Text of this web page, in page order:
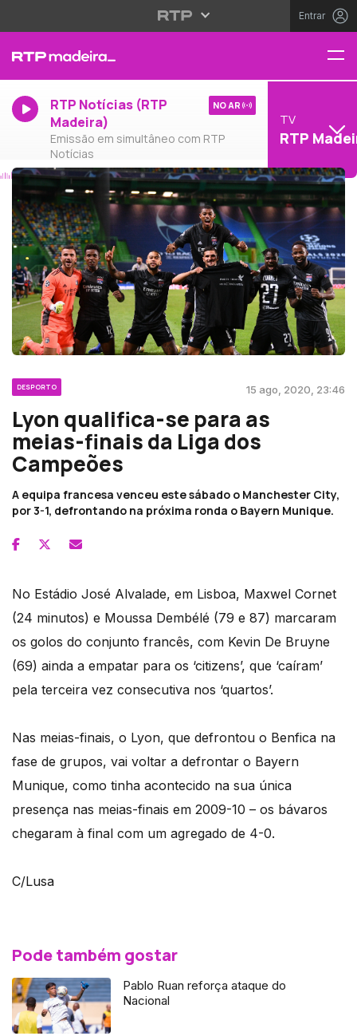
Entrar
RTP Notícias (RTP
Madeira)
Emissão em simultâneo com RTP
Notícias
NO AR
TV
RTP
DESPORTO 15 ago, 2020, 23:46
Lyon qualifica-se para as
meias-finais da Liga dos
Campeões
A equipa francesa venceu este sábado o Manchester City,
por 3-1, defrontando na próxima ronda o Bayern Munique.
No Estádio José Alvalade, em Lisboa, Maxwel Cornet
(24 minutos) e Moussa Dembélé (79 e 87) marcaram
os golos do conjunto francês, com Kevin De Bruyne
(69) ainda a empatar para os ‘citizens’, que ‘caíram’
pela terceira vez consecutiva nos ‘quartos’.
Nas meias-finais, o Lyon, que defrontou o Benfica na
fase de grupos, vai voltar a defrontar o Bayern
Munique, como tinha acontecido na sua única
presença nas meias-finais em 2009-10 – os bávaros
chegaram à final com um agregado de 4-0.
C/Lusa
Pode também gostar
Pablo Ruan reforça ataque do
Nacional